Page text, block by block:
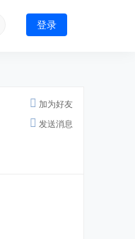
登录
加为好友
发送消息